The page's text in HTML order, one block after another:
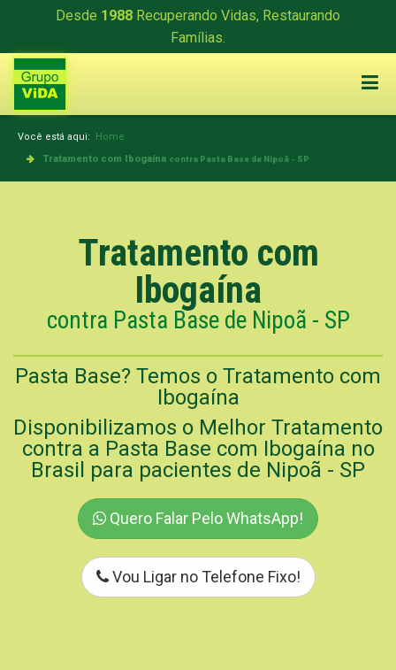
Desde 1988 Recuperando Vidas, Restaurando
Famílias.
Você está aqui: Home
Tratamento com Ibogaína contra Pasta Base de Nipoã - SP
Tratamento com
Ibogaína
contra Pasta Base de Nipoã - SP
Pasta Base? Temos o Tratamento com
Ibogaína
Disponibilizamos o Melhor Tratamento
contra a Pasta Base com Ibogaína no
Brasil para pacientes de Nipoã - SP
Quero Falar Pelo WhatsApp!
Vou Ligar no Telefone Fixo!